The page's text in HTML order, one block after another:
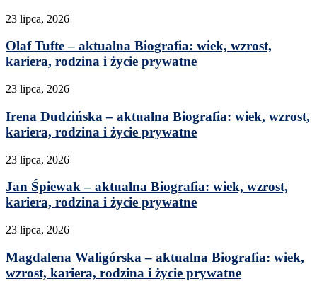
23 lipca, 2026
Olaf Tufte – aktualna Biografia: wiek, wzrost,
kariera, rodzina i życie prywatne
23 lipca, 2026
Irena Dudzińska – aktualna Biografia: wiek, wzrost,
kariera, rodzina i życie prywatne
23 lipca, 2026
Jan Śpiewak – aktualna Biografia: wiek, wzrost,
kariera, rodzina i życie prywatne
23 lipca, 2026
Magdalena Waligórska – aktualna Biografia: wiek,
wzrost, kariera, rodzina i życie prywatne